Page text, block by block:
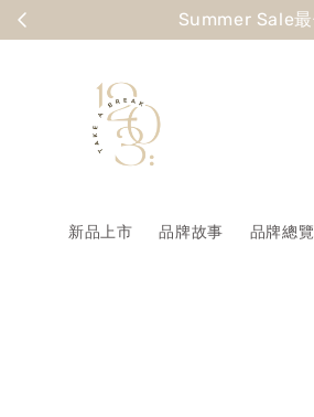
新品上市 品牌故事 品牌總覽